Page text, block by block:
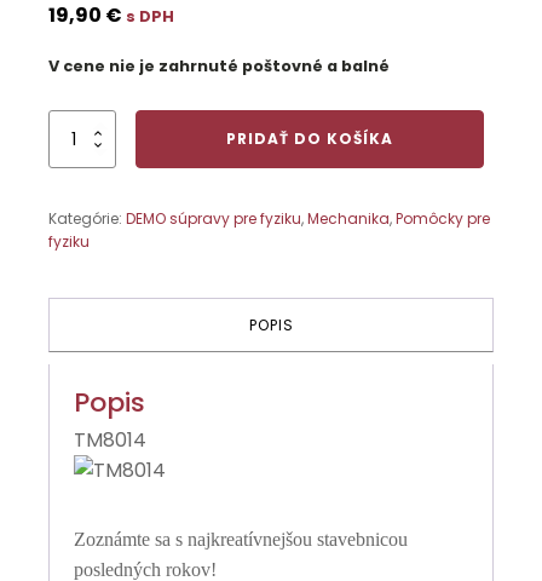
19,90 € s DPH
V cene nie je zahrnuté poštovné a balné
množstvo
MetalMania
Sila
(Ruža
PRIDAŤ DO KOŠÍKA
Kategórie: DEMO súpravy pre fyziku,Mechanika,Pomôcky pre
fyziku
POPIS
Popis
TM8014
Zoznámte sa s najkreatívnejšou stavebnicou
posledných rokov!